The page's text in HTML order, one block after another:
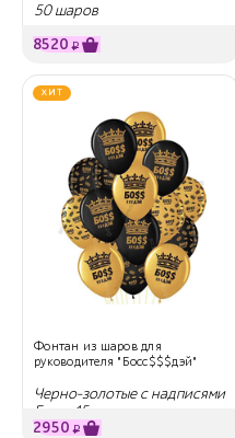
50 шаров
8520 ₽
ХИТ
Фонтан из шаров для
руководителя "Босс$$$дэй"
Черно-золотые с надписями
Босс, 15 шт
2950 ₽